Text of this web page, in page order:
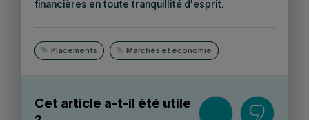
financières en toute tranquillité d'esprit.
Placements Marchés et économie
Cet article a-t-il été utile